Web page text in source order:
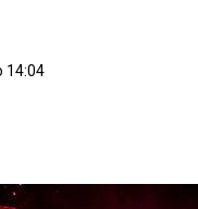
14:04